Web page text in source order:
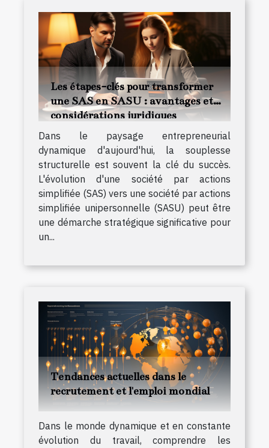
Les étapes-clés pour transformer
une SAS en SASU : avantages et
considérations juridiques
Dans le paysage entrepreneurial
dynamique d'aujourd'hui, la souplesse
structurelle est souvent la clé du succès.
L'évolution d'une société par actions
simplifiée (SAS) vers une société par actions
simplifiée unipersonnelle (SASU) peut être
une démarche stratégique significative pour
un...
Tendances actuelles dans le
recrutement et l'emploi mondial
Dans le monde dynamique et en constante
évolution du travail, comprendre les